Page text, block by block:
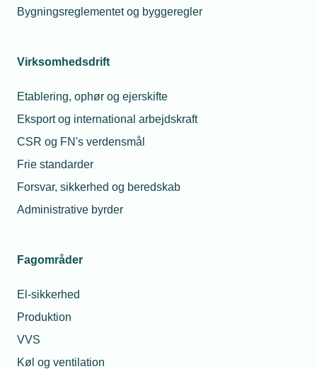
Bygningsreglementet og byggeregler
Virksomhedsdrift
Etablering, ophør og ejerskifte
Eksport og international arbejdskraft
CSR og FN's verdensmål
Frie standarder
Forsvar, sikkerhed og beredskab
Administrative byrder
Fagområder
El-sikkerhed
Produktion
VVS
Køl og ventilation
Må vi opsige en vordende far?
Montør fængslet – hvad gør vi?
Medarbejder skal være lægdommer – må
han holde fri?